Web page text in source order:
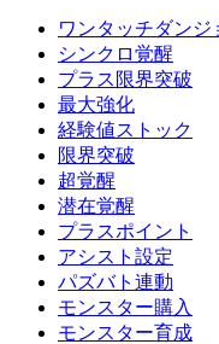
ワンタッチダンジ
シンクロ覚醒
プラス限界突破
最大強化
経験値ストック
限界突破
超覚醒
潜在覚醒
プラスポイント
アシスト設定
パズバト連動
モンスター購入
モンスター育成